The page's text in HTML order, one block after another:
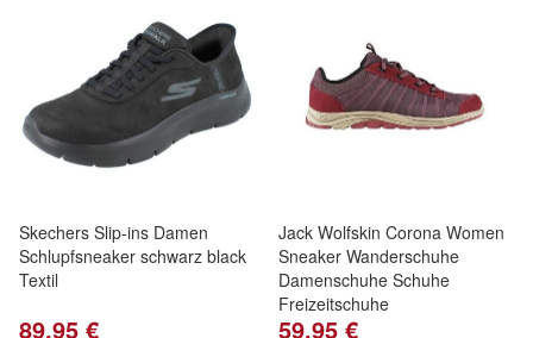
Skechers Slip-ins Damen
Schlupfsneaker schwarz black
Textil
89,95 €
Jack Wolfskin Corona Women
Sneaker Wanderschuhe
Damenschuhe Schuhe
Freizeitschuhe
59,95 €